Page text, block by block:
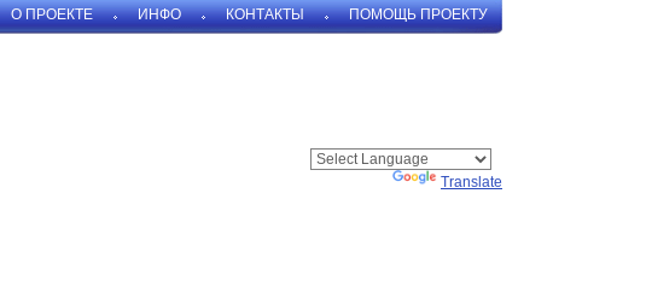
О ПРОЕКТЕ ИНФО КОНТАКТЫ ПОМОЩЬ ПРОЕКТУ
Translate